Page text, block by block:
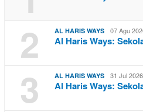
2 AL HARIS WAYS 07 Agu
Al Haris Ways:
3 AL HARIS WAYS 31 Jul
Al Haris Ways: